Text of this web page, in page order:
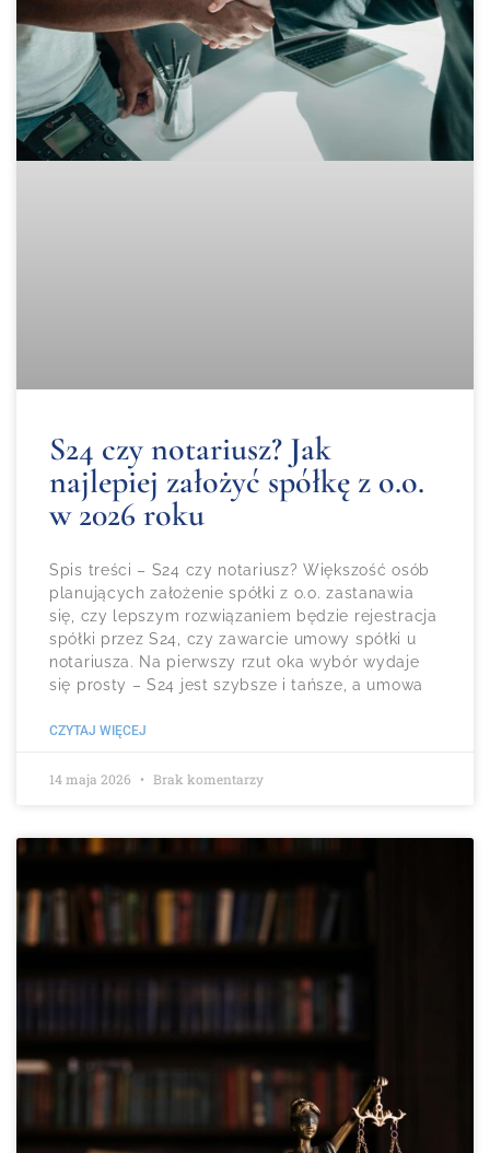
S24 czy notariusz? Jak
najlepiej założyć spółkę z o.o.
w 2026 roku
Spis treści – S24 czy notariusz? Większość osób
planujących założenie spółki z o.o. zastanawia
się, czy lepszym rozwiązaniem będzie rejestracja
spółki przez S24, czy zawarcie umowy spółki u
notariusza. Na pierwszy rzut oka wybór wydaje
się prosty – S24 jest szybsze i tańsze, a umowa
CZYTAJ WIĘCEJ
14 maja 2026 Brak komentarzy